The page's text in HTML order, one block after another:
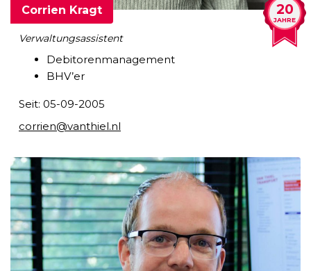
20
JAHRE
Corrien Kragt
Verwaltungsassistent
Debitorenmanagement
BHV’er
Seit: 05-09-2005
corrien@vanthiel.nl